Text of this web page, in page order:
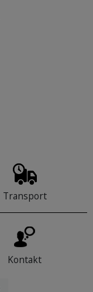
Transport
Kontakt